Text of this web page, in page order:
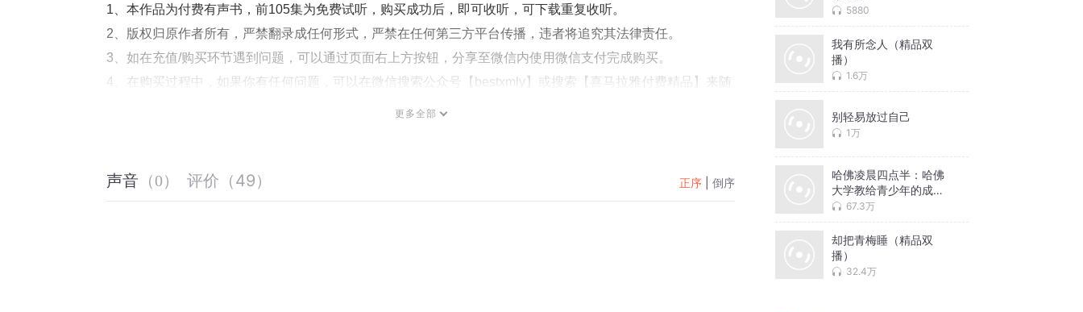
1、本作品为付费有声书，前105集为免费试听，购买成功后，即可收听，可下载重复收听。
2、版权归原作者所有，严禁翻录成任何形式，严禁在任何第三方平台传播，违者将追究其法律责任。
3、如在充值/购买环节遇到问题，可以通过页面右上方按钮，分享至微信内使用微信支付完成购买。
4、在购买过程中，如果你有任何问题，可以在微信搜索公众号【bestxmly】或搜索【喜马拉雅付费精品】来随
时咨询问题，也可以拨打客服电话：4008385616或者0514-82395845。
更多全部
声音 （0） 评价 （49） 正序 倒序
5880
我有所念人（精品双
播）
1.6万
别轻易放过自己
1万
哈佛凌晨四点半：哈佛
大学教给青少年的成功
秘诀67.3万
却把青梅睡（精品双
播）
32.4万